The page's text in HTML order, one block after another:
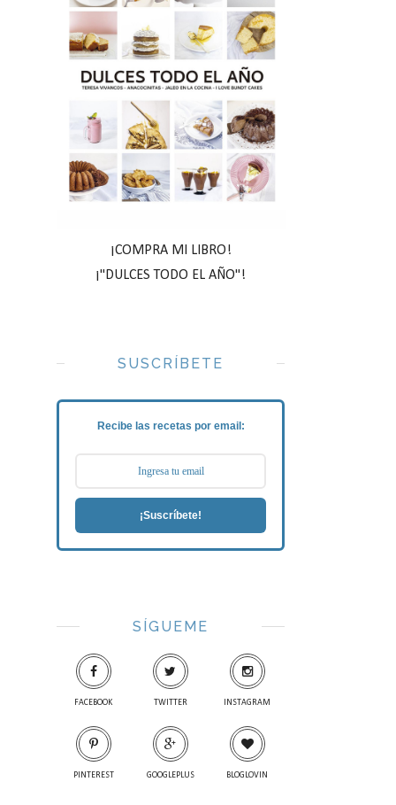
¡COMPRA MI LIBRO!
¡"DULCES TODO EL AÑO"!
SUSCRÍBETE
Recibe las recetas por email:
¡Suscríbete!
SÍGUEME
FACEBOOK TWITTER INSTAGRAM
PINTEREST GOOGLEPLUS BLOGLOVIN